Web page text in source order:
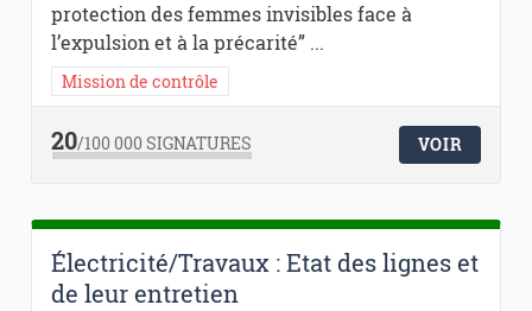
protection des femmes invisibles face à
l’expulsion et à la précarité” ...
Mission de contrôle
20/100 000SIGNATURES VOIR
Électricité/Travaux : Etat des lignes et
de leur entretien